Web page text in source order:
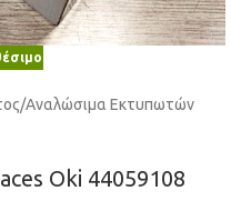
/Αναλώσιμα Εκτυπωτών
Oki 44059108